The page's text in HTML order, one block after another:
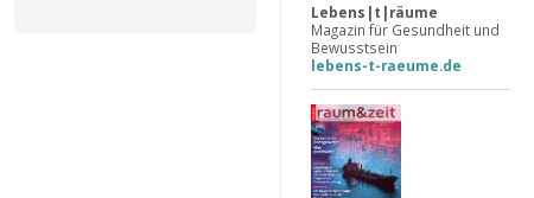
Lebens|t|räume
Magazin für Gesundheit und
Bewusstsein
lebens-t-raeume.de